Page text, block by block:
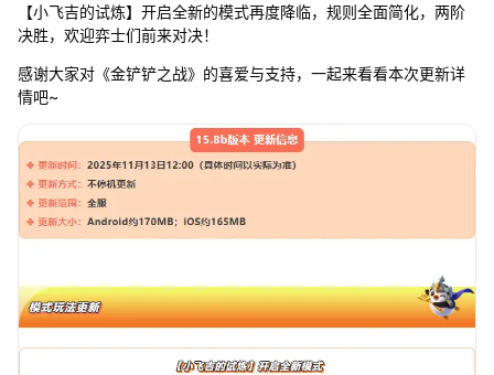
【小飞吉的试炼】开启全新的模式再度降临，规则全面简化，两阶
决胜，欢迎弈士们前来对决！
感谢大家对《金铲铲之战》的喜爱与支持，一起来看看本次更新详
情吧~